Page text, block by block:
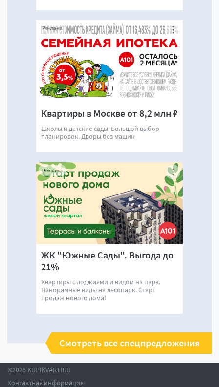
Квартиры в Москве от 8,2 млн ₽
Школы и детские сады. Большой выбор
планировок. Дворы без машин
Реклама
ЖК "Южные Сады". Выгода до
21%
Квартиры с лоджиями и видом на парк.
Панорамные виды на лесопарк. Старт
продаж нового дома!
Реклама
Смотреть все спецпредложения
©2026 KUPIKVARTIRU
Контактная информация